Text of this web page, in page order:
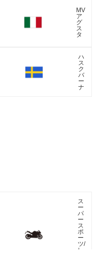
MV
ア
グ
ス
タ
ハ
ス
ク
バ
ー
ナ
ス
ー
パ
ー
ス
ポ
ー
ツ/
レ